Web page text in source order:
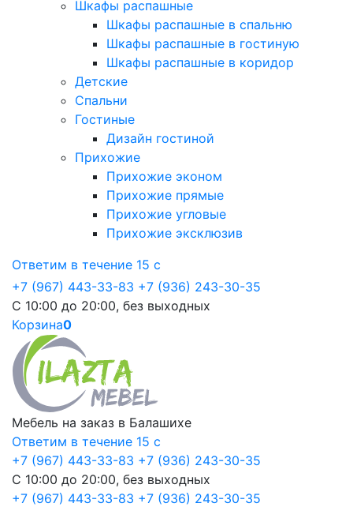
Шкафы распашные
Шкафы распашные в спальню
Шкафы распашные в гостиную
Шкафы распашные в коридор
Детские
Спальни
Гостиные
Дизайн гостиной
Прихожие
Прихожие эконом
Прихожие прямые
Прихожие угловые
Прихожие эксклюзив
Ответим в течение 15 с
+7 (967) 443-33-83 +7 (936) 243-30-35
С 10:00 до 20:00, без выходных
Корзина0
Мебель на заказ в Балашихе
Ответим в течение 15 с
+7 (967) 443-33-83 +7 (936) 243-30-35
С 10:00 до 20:00, без выходных
+7 (967) 443-33-83 +7 (936) 243-30-35